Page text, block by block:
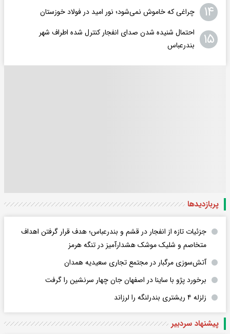
۱۴ چراغی که خاموش نمی‌شود؛ نور امید در فولاد خوزستان
۱۵
احتمال شنیده شدن صدای انفجار کنترل شده اطراف شهر
بندرعباس
پربازدید‌ها
جزئیات تازه از انفجار در قشم و بندرعباس؛ هدف قرار گرفتن اهداف
متخاصم و شلیک موشک هشدارآمیز در تنگه هرمز
آتش‌سوزی مرگبار در مجتمع تجاری سعیدیه همدان
برخورد پژو با ساینا در اصفهان جان چهار سرنشین را گرفت
زلزله ۴ ریشتری بندرلنگه را لرزاند
پیشنهاد سردبیر